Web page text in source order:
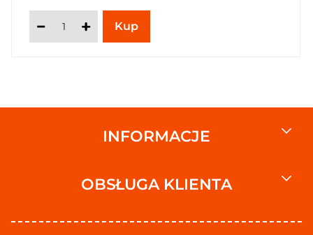
INFORMACJE
OBSŁUGA KLIENTA